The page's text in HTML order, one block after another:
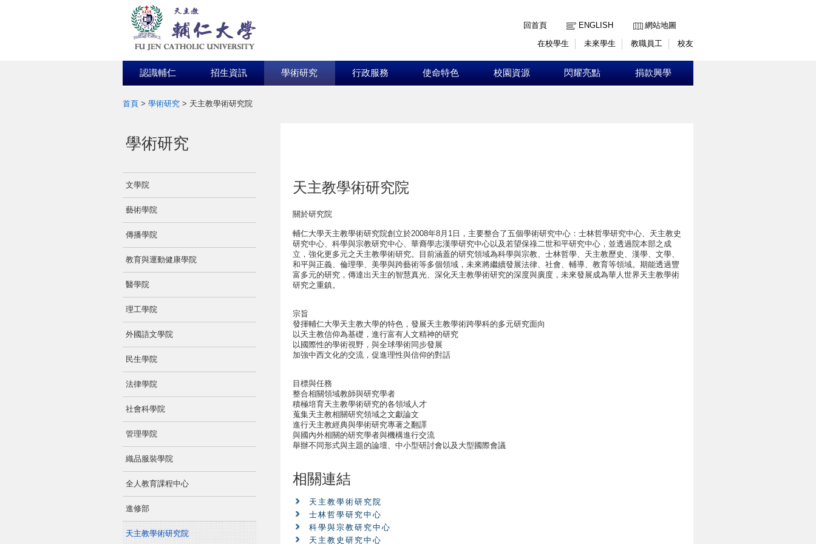
回首頁
ENGLISH
網站地圖
在校學生
未來學生 教職員工 校友
認識輔仁 招生資訊 學術研究 行政服務 使命特色 校園資源 閃耀亮點 捐款興學
首頁 > 學術研究 > 天主教學術研究院
:::
學術研究
文學院
藝術學院
傳播學院
教育與運動健康學院
醫學院
理工學院
外國語文學院
民生學院
法律學院
社會科學院
管理學院
織品服裝學院
全人教育課程中心
進修部
天主教學術研究院
天主教學術研究院
關於研究院
輔仁大學天主教學術研究院創立於2008年8月1日，主要整合了五個學術研究中心：士林哲學研究中心、天主教史
研究中心、科學與宗教研究中心、華裔學志漢學研究中心以及若望保祿二世和平研究中心，並透過院本部之成
立，強化更多元之天主教學術研究。目前涵蓋的研究領域為科學與宗教、士林哲學、天主教歷史、漢學、文學、
和平與正義、倫理學、美學與跨藝術等多個領域，未來將繼續發展法律、社會、輔導、教育等領域。期能透過豐
富多元的研究，傳達出天主的智慧真光、深化天主教學術研究的深度與廣度，未來發展成為華人世界天主教學術
研究之重鎮。
宗旨
發揮輔仁大學天主教大學的特色，發展天主教學術跨學科的多元研究面向
以天主教信仰為基礎，進行富有人文精神的研究
以國際性的學術視野，與全球學術同步發展
加強中西文化的交流，促進理性與信仰的對話
目標與任務
整合相關領域教師與研究學者
積極培育天主教學術研究的各領域人才
蒐集天主教相關研究領域之文獻論文
進行天主教經典與學術研究專著之翻譯
與國內外相關的研究學者與機構進行交流
舉辦不同形式與主題的論壇、中小型研討會以及大型國際會議
相關連結
天主教學術研究院
士林哲學研究中心
科學與宗教研究中心
天主教史研究中心